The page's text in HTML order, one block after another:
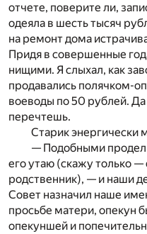
отчете, поверите ли,
одеяла в шесть тысяч
на ремонт дома
Придя в совершенные
нищими. Я слыхал, как
продавались полячком-
воеводы по 50 рублей.
перечтешь.
Старик энергически
— Подобными
его утаю (скажу только
родственник), — и наши
Совет назначил наше
просьбе матери, опекун
опекуншей и